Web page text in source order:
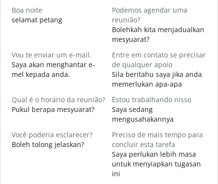
Boa noite
selamat petang
Podemos agendar uma
reunião?
Bolehkah kita menjadualkan
mesyuarat?
Vou te enviar um e-mail.
Saya akan menghantar e-
mel kepada anda.
Entre em contato se precisar
de qualquer apoio
Sila beritahu saya jika anda
memerlukan apa-apa
Qual é o horário da reunião?
Pukul berapa mesyuarat?
Estou trabalhando nisso
Saya sedang
mengusahakannya
Você poderia esclarecer?
Boleh tolong jelaskan?
Preciso de mais tempo para
concluir esta tarefa
Saya perlukan lebih masa
untuk menyiapkan tugasan
ini